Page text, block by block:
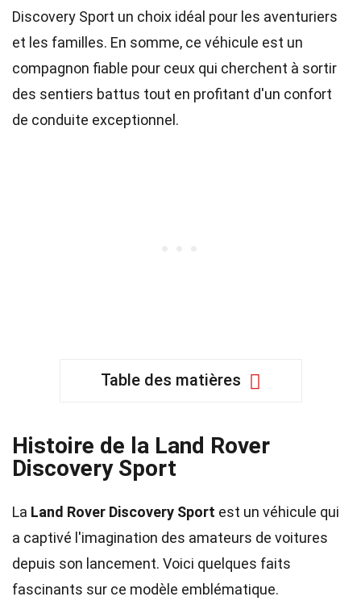
Discovery Sport un choix idéal pour les aventuriers
et les familles. En somme, ce véhicule est un
compagnon fiable pour ceux qui cherchent à sortir
des sentiers battus tout en profitant d'un confort
de conduite exceptionnel.
Table des matières
Histoire de la Land Rover
Discovery Sport
La Land Rover Discovery Sport est un véhicule qui
a captivé l'imagination des amateurs de voitures
depuis son lancement. Voici quelques faits
fascinants sur ce modèle emblématique.